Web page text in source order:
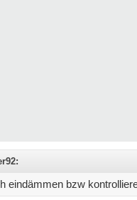
eindämmen bzw